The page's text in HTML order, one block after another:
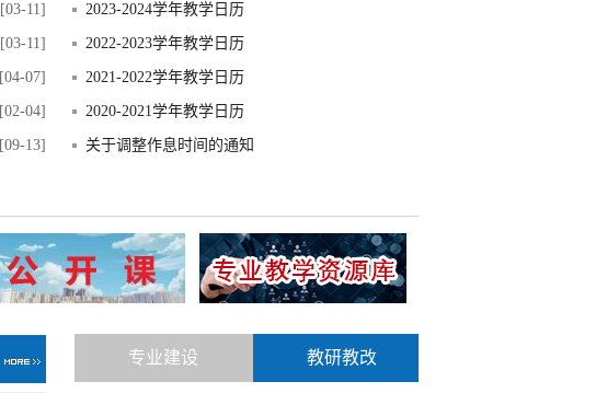
[03-11]
[03-11]
[04-07]
[02-04]
[09-13]
2023-2024学年教学日历
2022-2023学年教学日历
2021-2022学年教学日历
2020-2021学年教学日历
关于调整作息时间的通知
专业建设 教研教改